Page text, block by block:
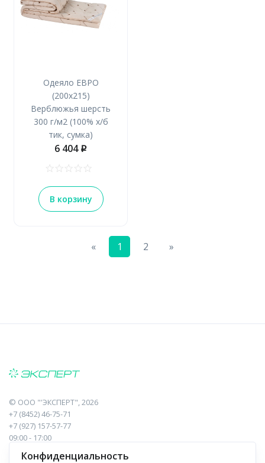
Одеяло ЕВРО
(200х215)
Верблюжья шерсть
300 г/м2 (100% х/б
тик, сумка)
6 404 p
В корзину
«Previous
1 2 »
© ООО "'ЭКСПЕРТ", 2026
+7 (8452) 46-75-71
+7 (927) 157-57-77
09:00 - 17:00
410017, Саратов, Пугачева, 10 к1, оф.23
Конфиденциальность